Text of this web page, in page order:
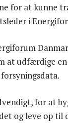
for at kunne
i
at udfærdige
for at
og leve op til